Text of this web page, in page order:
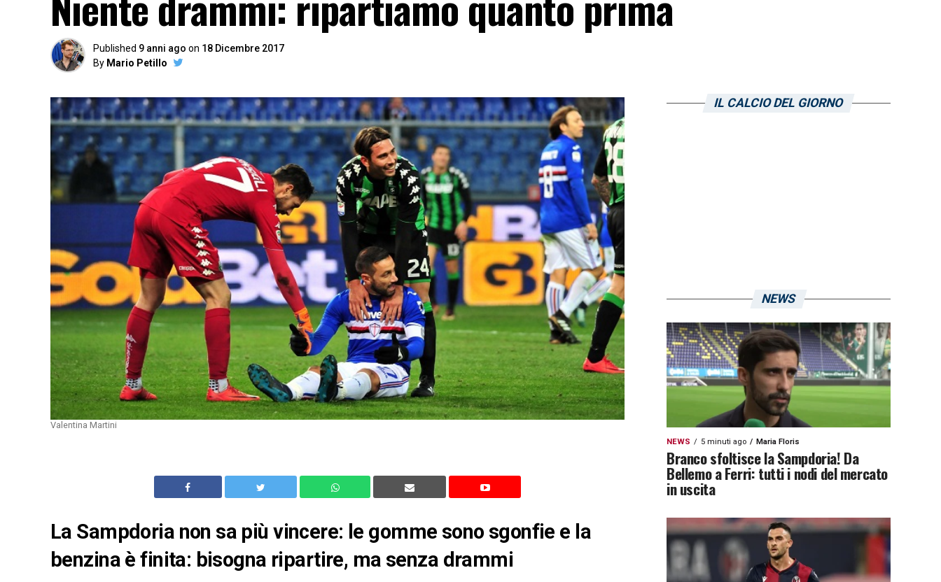
Published 9 anni ago on 18 Dicembre 2017
By Mario Petillo
Valentina Martini
La Sampdoria non sa più vincere: le gomme sono sgonfie e la
benzina è finita: bisogna ripartire, ma senza drammi
IL CALCIO DEL GIORNO
NEWS
NEWS 5 minuti ago Maria Floris
Branco sfoltisce la Sampdoria! Da
Bellemo a Ferri: tutti i nodi del mercato
in uscita